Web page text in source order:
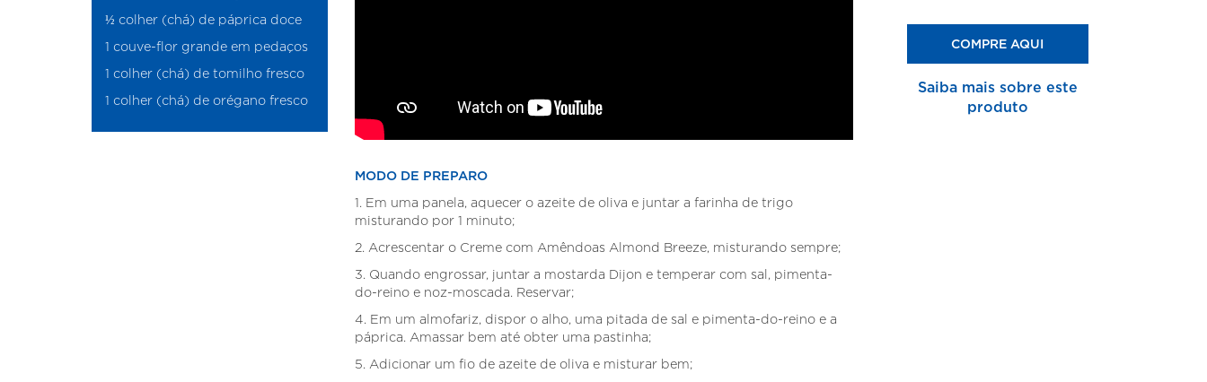
½ colher (chá) de páprica doce
1 couve-flor grande em pedaços
1 colher (chá) de tomilho fresco
1 colher (chá) de orégano fresco
MODO DE PREPARO
1. Em uma panela, aquecer o azeite de oliva e juntar a farinha de trigo
misturando por 1 minuto;
2. Acrescentar o Creme com Amêndoas Almond Breeze, misturando sempre;
3. Quando engrossar, juntar a mostarda Dijon e temperar com sal, pimenta-
do-reino e noz-moscada. Reservar;
4. Em um almofariz, dispor o alho, uma pitada de sal e pimenta-do-reino e a
páprica. Amassar bem até obter uma pastinha;
5. Adicionar um fio de azeite de oliva e misturar bem;
COMPRE AQUI
Saiba mais sobre este
produto